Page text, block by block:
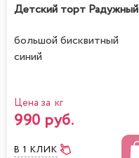
Детский торт Радужный
большой бисквитный
синий
Цена за кг
990 руб.
В 1 КЛИК